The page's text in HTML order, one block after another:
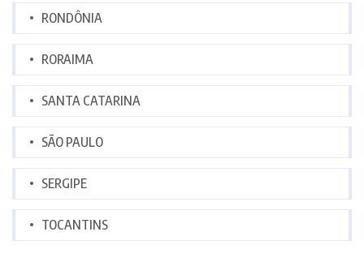
RONDÔNIA
RORAIMA
SANTA CATARINA
SÃO PAULO
SERGIPE
TOCANTINS